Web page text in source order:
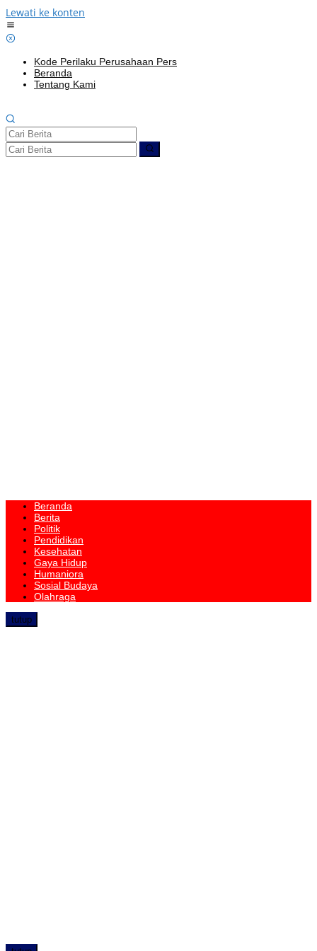
Lewati ke konten
Kode Perilaku Perusahaan Pers
Beranda
Tentang Kami
Beranda
Berita
Politik
Pendidikan
Kesehatan
Gaya Hidup
Humaniora
Sosial Budaya
Olahraga
tutup